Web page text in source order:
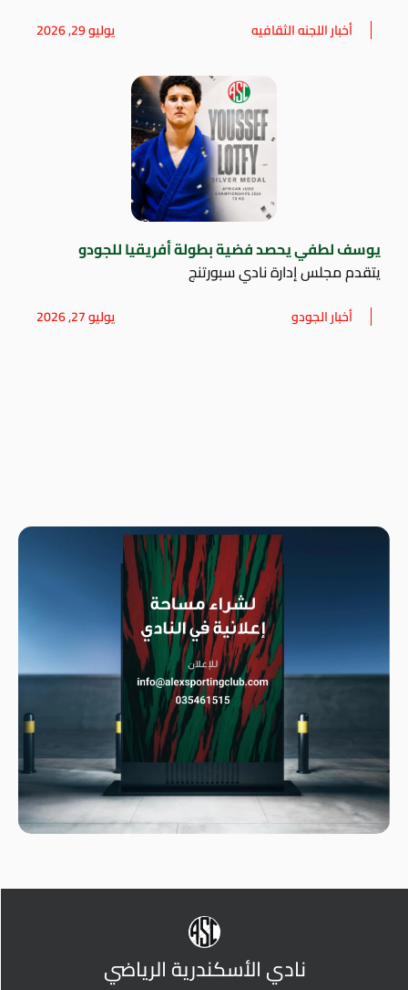
أخبار اللجنه الثقافيه يوليو 29, 2026
يوسف لطفي يحصد فضية بطولة أفريقيا للجودو
يتقدم مجلس إدارة نادي سبورتنج
أخبار الجودو يوليو 27, 2026
نادي الأسكندرية الرياضي